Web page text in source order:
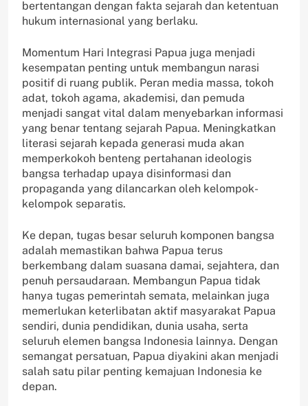
bertentangan dengan fakta sejarah dan ketentuan
hukum internasional yang berlaku.
Momentum Hari Integrasi Papua juga menjadi
kesempatan penting untuk membangun narasi
positif di ruang publik. Peran media massa, tokoh
adat, tokoh agama, akademisi, dan pemuda
menjadi sangat vital dalam menyebarkan informasi
yang benar tentang sejarah Papua. Meningkatkan
literasi sejarah kepada generasi muda akan
memperkokoh benteng pertahanan ideologis
bangsa terhadap upaya disinformasi dan
propaganda yang dilancarkan oleh kelompok-
kelompok separatis.
Ke depan, tugas besar seluruh komponen bangsa
adalah memastikan bahwa Papua terus
berkembang dalam suasana damai, sejahtera, dan
penuh persaudaraan. Membangun Papua tidak
hanya tugas pemerintah semata, melainkan juga
memerlukan keterlibatan aktif masyarakat Papua
sendiri, dunia pendidikan, dunia usaha, serta
seluruh elemen bangsa Indonesia lainnya. Dengan
semangat persatuan, Papua diyakini akan menjadi
salah satu pilar penting kemajuan Indonesia ke
depan.